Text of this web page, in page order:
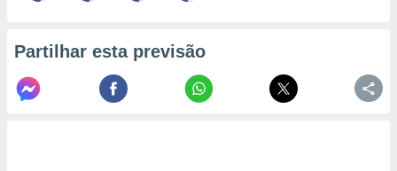
Partilhar esta previsão